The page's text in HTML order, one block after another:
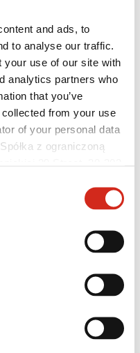
and ads, to
to analyse our traffic.
your use of our site with
analytics partners who
that you’ve
from your use
of your personal data
z ograniczoną